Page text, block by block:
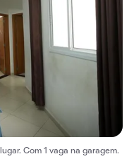
Com 1 vaga na garagem.